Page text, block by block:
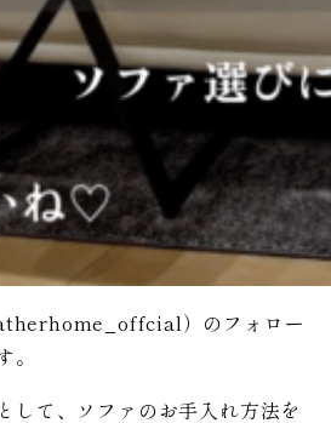
）のフォロー
して、ソファのお手入れ方法を